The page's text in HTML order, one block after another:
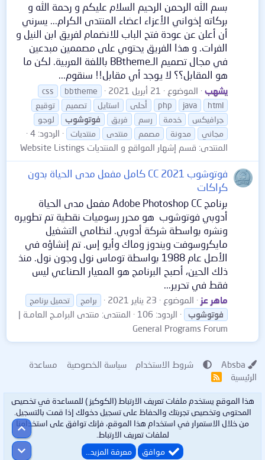
بسم الله الرحمن الرحيم السلام عليكم و رحمة الله و
بركاته إخواني الأعزاء اعضاء المنتدى الكرام... يسرني
أن أعلن عن عودة فتح الباب للانضمام لفريق ابن النيل و
الفرات. و هذا الفريق يحتوي على مصممين مبدعين
في مجال تصميم الـBBtheme باللغة العربية. لكن ما
هو المقابل؟؟ لا يوجد أي مقابل!! سنقوم...
يشهب الموضوع 21 أبريل 2021 bbtheme
css
html
java
php أحلى استايل تصميم
توقيع
جرافيكس
خدمة رسم فريق فوتوشوب
لوجو
مجاني
مدونة مصمم منتدى منتديات
الردود: 4
المنتدى: قسم إشهار المواقع و المنتديات Website Listings
فوتوشوب CC 2021 كامل مفعل مدى الحياة بدون
كراكات
برنامج Adobe Photoshop CC مفعل مدى الحياة
أدوبي فوتوشوب ‏ هو محرر رسوميات نقطية تم تطويره
ونشره بواسطة شركة أدوبي. لنظامي التشغيل
مايكروسوفت ويندوز وماك وأيو إس. تم إنشاؤه في
الأصل عام 1988 بواسطة توماس نول وجون نول. منذ
ذلك الحين، أصبح البرنامج هو المعيار الصناعي ليس
فقط في تحرير...
ماهر عز الموضوع 23 يناير 2021 برامج
تحميل برنامج
فوتوشوب
الردود: 106 المنتدى: منتدى البرامـج العامـة |
General Programs Forum
شروط الاستخدام سياسة الخصوصية
مساعدة
الرئيسية
R
هذا الموقع يستخدم ملفات تعريف الارتباط (الكوكيز ) للمساعدة في تخصيص
المحتوى وتخصيص تجربتك والحفاظ على تسجيل دخولك إذا قمت بالتسجيل.
من خلال الاستمرار في استخدام هذا الموقع، فإنك توافق على استخدامنا
لملفات تعريف الارتباط.
موافق
معرفة المزيد…
أعلى